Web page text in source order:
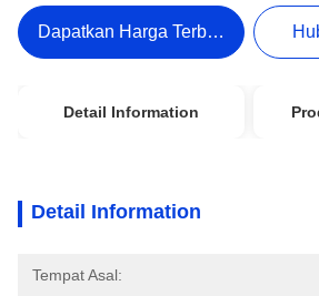
Dapatkan Harga Terbaik
Detail Information
Detail Information
Tempat Asal: